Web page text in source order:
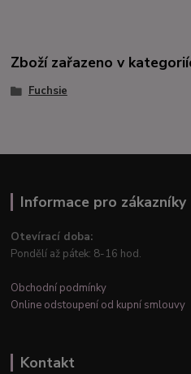
Zboží zařazeno v
Fuchsie
Informace pro zákazníky
Otevírací doba:
Pondělí až pátek: 8-16 hod.
Obchodní podmínky
Online odstoupení od kupní smlouvy
Kontakt